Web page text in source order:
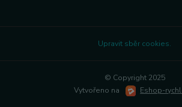
Upravit sběr cookies.
© Copyright 2025
Vytvořeno na
Eshop-